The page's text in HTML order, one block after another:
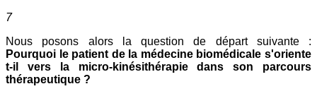
7
Nous posons alors la question de départ suivante :
Pourquoi le patient de la médecine biomédicale s'oriente
t-il vers la micro-kinésithérapie dans son parcours
thérapeutique ?